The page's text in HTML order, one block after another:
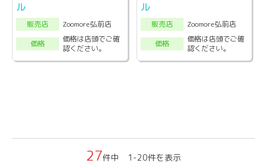
ル
販売店
Zoomore弘前店
価格
価格は店頭でご確
認ください。
ル
販売店
Zoomore弘前店
価格
価格は店頭でご確
認ください。
27件中 1-20件を表示